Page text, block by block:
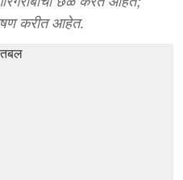
करीत आहेत.